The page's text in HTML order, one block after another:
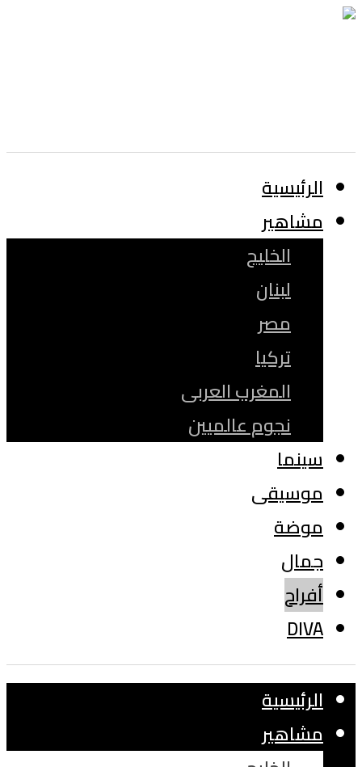
الرئيسية
مشاهير
الخليج
لبنان
مصر
تركيا
المغرب العربى
نجوم عالميين
سينما
موسيقى
موضة
جمال
أفراح
DIVA
الرئيسية
مشاهير